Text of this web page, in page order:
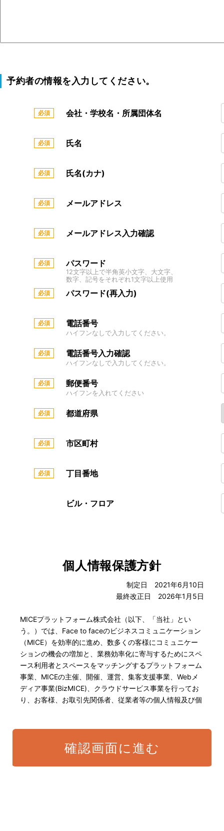
予約者の情報を入力してください。
会社・学校名・所属団体名
氏名
氏名(カナ)
メールアドレス
メールアドレス入力確認
パスワード
12文字以上で半角英小文字、大文字、
数字、記号をそれぞれ1文字以上使用
パスワード(再入力)
電話番号
ハイフンなしで入力してください。
電話番号入力確認
ハイフンなしで入力してください。
郵便番号
ハイフンを入れてください
都道府県
市区町村
丁目番地
ビル・フロア
個人情報保護方針
制定日 2021年6月10日
最終改正日 2026年1月5日
MICEプラットフォーム株式会社（以下、「当社」とい
う。）では、Face to faceのビジネスコミュニケーション
（MICE）を効率的に進め、数多くの客様にコミュニケー
ションの機会の増加と、業務効率化に寄与するためにスペ
ース利用者とスペースをマッチングするプラットフォーム
事業、MICEの主催、開催、運営、集客支援事業、Webメ
ディア事業(BizMICE)、クラウドサービス事業を行ってお
り、お客様、お取引先関係者、従業者等の個人情報及び個
保護、個人情報に関する法規制等を遵守致します。 また、
以下に示す方針を具現化するための個人情報保護マネジメ
ントシステムを構築し、最新のIT技術の動向、社会的要請
確認画面に進む